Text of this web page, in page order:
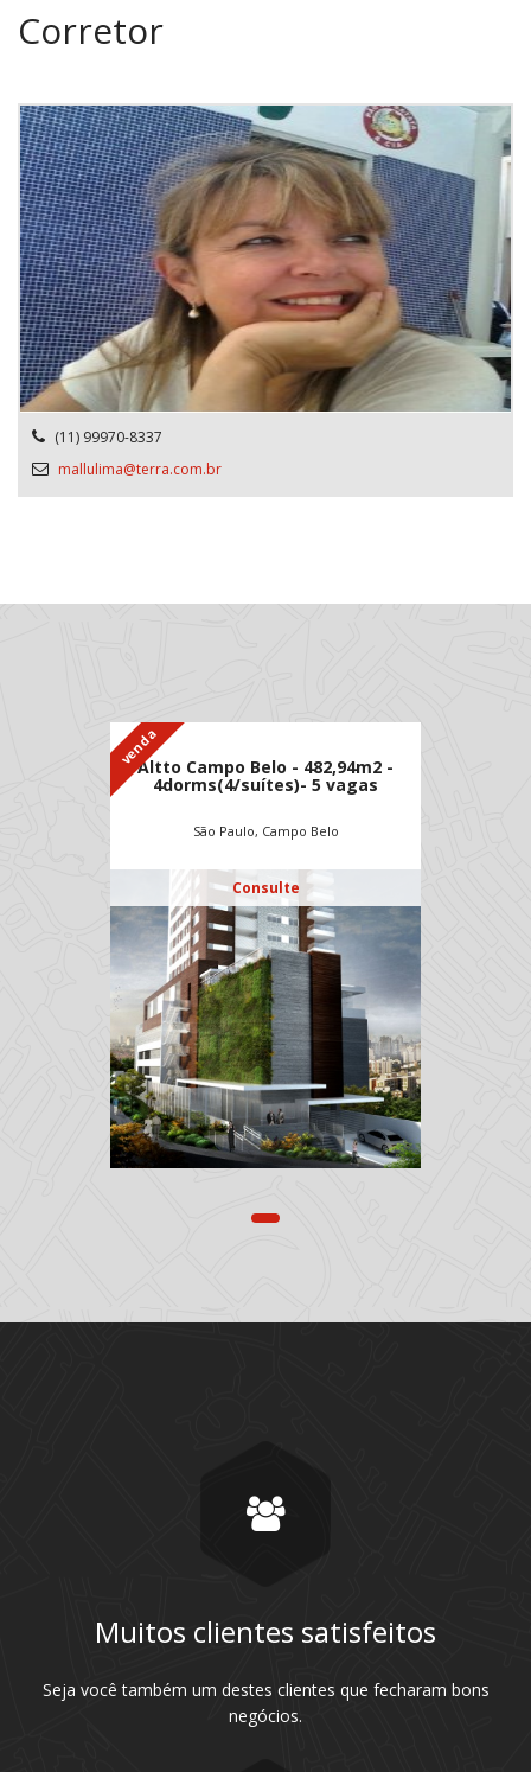
Corretor
(11) 99970-8337
mallulima@terra.com.br
Altto Campo Belo - 482,94m2 -
4dorms(4/suítes)- 5 vagas
São Paulo, Campo Belo
venda
Consulte
Muitos clientes satisfeitos
Seja você também um destes clientes que fecharam bons
negócios.